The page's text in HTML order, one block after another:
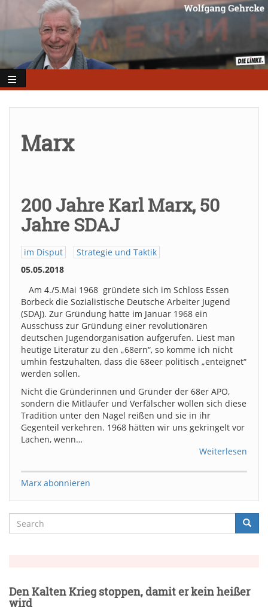
Inhalt
Marx
200 Jahre Karl Marx, 50
Jahre SDAJ
im Disput
Strategie und Taktik
05.05.2018
Am 4./5.Mai 1968 gründete sich im Schloss Essen
Borbeck die Sozialistische Deutsche Arbeiter Jugend
(SDAJ). Zur Gründung hatte im Januar 1968 ein
Ausschuss zur Gründung einer revolutionären
deutschen Jugendorganisation aufgerufen. Liest man
heutige Literatur zu den „68ern“, so komme ich nicht
umhin festzuhalten, dass die 68eer politisch „enteignet“
werden sollen.
Nicht die Gründerinnen und Gründer der 68er APO,
sondern die Mitläufer und Verfälscher wollen sich diese
Tradition unter den Nagel reißen und sie in ihr
Gegenteil verkehren. 1968 hätten wir uns gekringelt vor
Lachen, wenn…
Weiterlesen
Marx abonnieren
Suche
Search
Den Kalten Krieg stoppen, damit er kein heißer
wird